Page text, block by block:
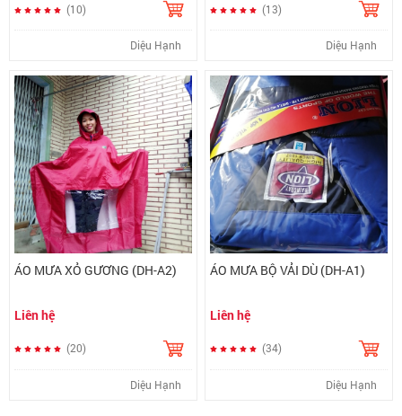
(10)
Diệu Hạnh
(13)
Diệu Hạnh
ÁO MƯA XỎ GƯƠNG (DH-A2)
Liên hệ
(20)
Diệu Hạnh
ÁO MƯA BỘ VẢI DÙ (DH-A1)
Liên hệ
(34)
Diệu Hạnh